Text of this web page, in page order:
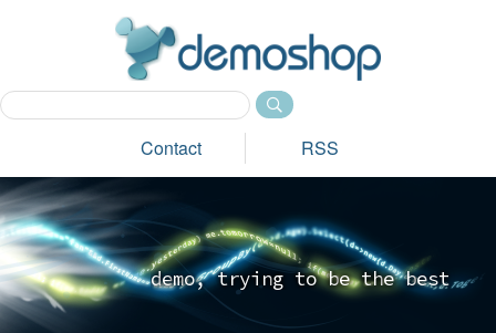
Contact RSS
demo, tryi ng to be the best_